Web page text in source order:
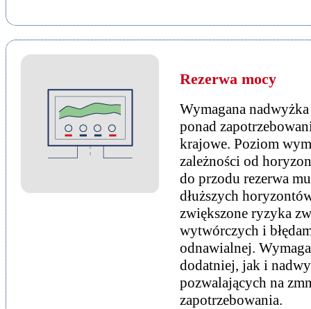
Rezerwa mocy
Wymagana
ponad
krajowe. Poziom
zależności od
do przodu rezerwa
dłuższych
zwiększone ryzyka
wytwórczych i
odnawialnej.
dodatniej, jak i
pozwalających na
zapotrzebowania.